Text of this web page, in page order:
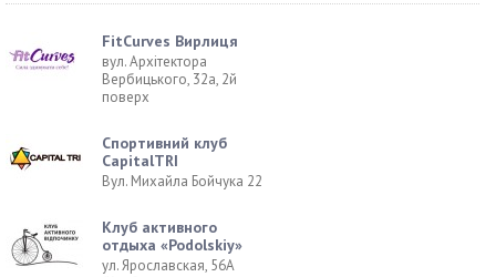
FitCurves Вирлиця
вул. Архітектора
Вербицького, 32а, 2й
поверх
Спортивний клуб
CapitalTRI
Вул. Михайла Бойчука 22
Клуб активного
отдыха «Podolskiy»
ул. Ярославская, 56А